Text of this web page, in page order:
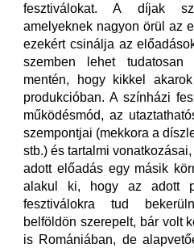
fesztiválokat. A díjak
amelyeknek nagyon örül az
ezekért csinálja az
szemben lehet
mentén, hogy kikkel
produkcióban. A színházi
működésmód, az
szempontjai (mekkora a
stb.) és tartalmi
adott előadás egy másik
alakul ki, hogy az adott
fesztiválokra tud
belföldön szerepelt, bár volt
is Romániában, de